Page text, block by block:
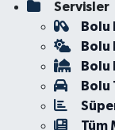
Servisler
Bolu
Bolu
Bolu
Bolu
Tüm